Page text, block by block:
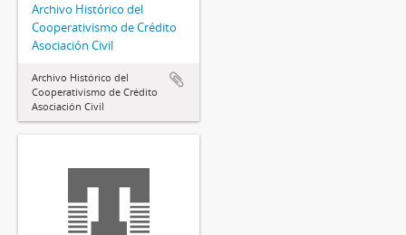
Archivo Histórico del
Cooperativismo de Crédito
Asociación Civil
Archivo Histórico del
Cooperativismo de Crédito
Asociación Civil